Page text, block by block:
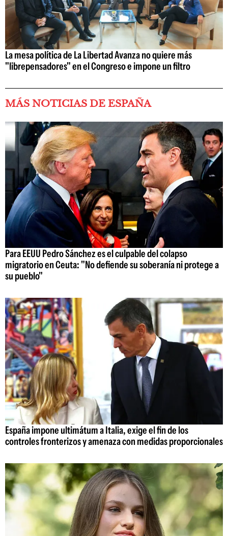
La mesa política de La Libertad Avanza no quiere más
"librepensadores" en el Congreso e impone un filtro
MÁS NOTICIAS DE ESPAÑA
Para EEUU Pedro Sánchez es el culpable del colapso
migratorio en Ceuta: "No defiende su soberanía ni protege a
su pueblo"
España impone ultimátum a Italia, exige el fin de los
controles fronterizos y amenaza con medidas proporcionales